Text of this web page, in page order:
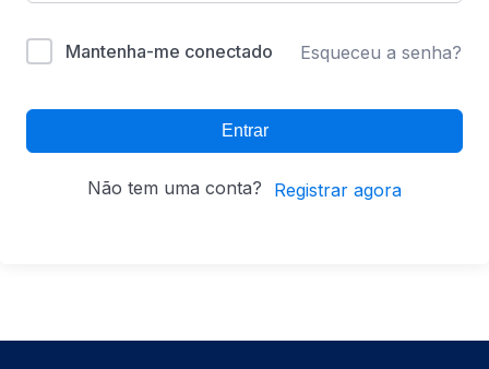
Mantenha-me conectado Esqueceu a senha?
Entrar
Não tem uma conta? Registrar agora